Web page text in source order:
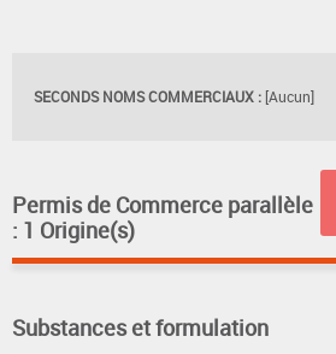
SECONDS NOMS COMMERCIAUX : [Aucun]
Permis de Commerce parallèle
: 1 Origine(s)
Substances et formulation